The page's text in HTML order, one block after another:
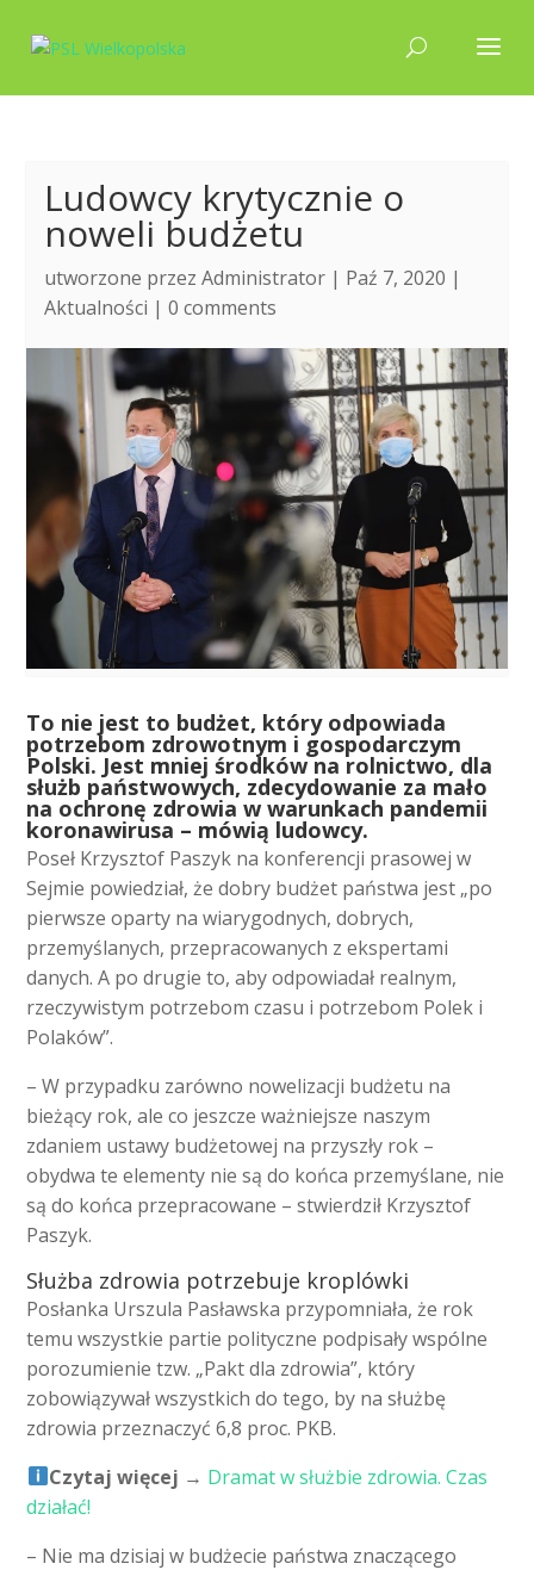
Ludowcy krytycznie o
noweli budżetu
utworzone przezAdministrator | Paź 7, 2020 |
Aktualności |0 comments
To nie jest to budżet, który odpowiada
potrzebom zdrowotnym i gospodarczym
Polski. Jest mniej środków na rolnictwo, dla
służb państwowych, zdecydowanie za mało
na ochronę zdrowia w warunkach pandemii
koronawirusa – mówią ludowcy.
Poseł Krzysztof Paszyk na konferencji prasowej w
Sejmie powiedział, że dobry budżet państwa jest „po
pierwsze oparty na wiarygodnych, dobrych,
przemyślanych, przepracowanych z ekspertami
danych. A po drugie to, aby odpowiadał realnym,
rzeczywistym potrzebom czasu i potrzebom Polek i
Polaków”.
– W przypadku zarówno nowelizacji budżetu na
bieżący rok, ale co jeszcze ważniejsze naszym
zdaniem ustawy budżetowej na przyszły rok –
obydwa te elementy nie są do końca przemyślane, nie
są do końca przepracowane – stwierdził Krzysztof
Paszyk.
Służba zdrowia potrzebuje kroplówki
Posłanka Urszula Pasławska przypomniała, że rok
temu wszystkie partie polityczne podpisały wspólne
porozumienie tzw. „Pakt dla zdrowia”, który
zobowiązywał wszystkich do tego, by na służbę
zdrowia przeznaczyć 6,8 proc. PKB.
Czytaj więcej → Dramat w służbie zdrowia. Czas
działać!
– Nie ma dzisiaj w budżecie państwa znaczącego